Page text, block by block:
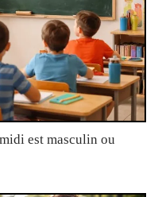
est masculin ou